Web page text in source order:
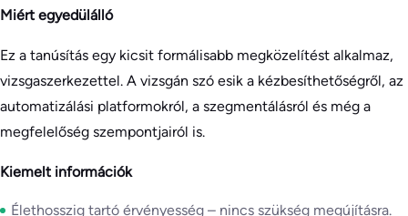
Miért egyedülálló
Ez a tanúsítás egy kicsit formálisabb megközelítést alkalmaz,
vizsgaszerkezettel. A vizsgán szó esik a kézbesíthetőségről, az
automatizálási platformokról, a szegmentálásról és még a
megfelelőség szempontjairól is.
Kiemelt információk
Élethosszig tartó érvényesség – nincs szükség megújításra.